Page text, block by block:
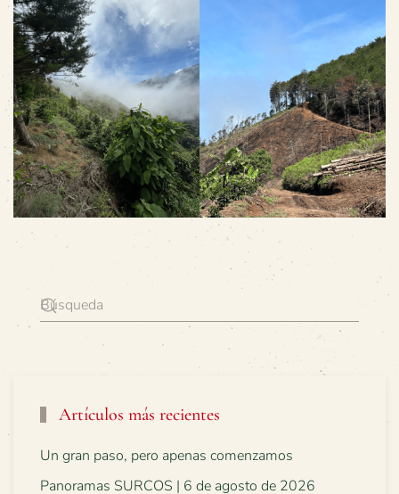
Artículos más recientes
Un gran paso, pero apenas comenzamos
Panoramas SURCOS | 6 de agosto de 2026